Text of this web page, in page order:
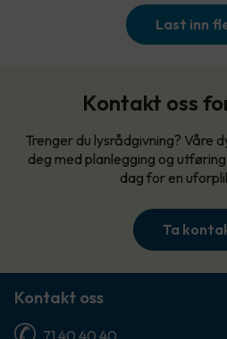
Last inn
Kontakt oss
Trenger du lysrådgivning? Våre
deg med planlegging og
dag for en
Ta
Kontakt oss
71 40 40 40